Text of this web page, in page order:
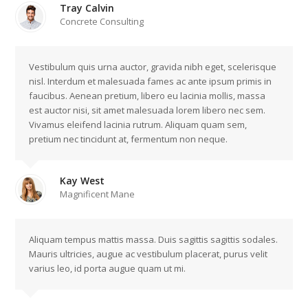
Tray Calvin
Concrete Consulting
Vestibulum quis urna auctor, gravida nibh eget, scelerisque
nisl. Interdum et malesuada fames ac ante ipsum primis in
faucibus. Aenean pretium, libero eu lacinia mollis, massa
est auctor nisi, sit amet malesuada lorem libero nec sem.
Vivamus eleifend lacinia rutrum. Aliquam quam sem,
pretium nec tincidunt at, fermentum non neque.
Kay West
Magnificent Mane
Aliquam tempus mattis massa. Duis sagittis sagittis sodales.
Mauris ultricies, augue ac vestibulum placerat, purus velit
varius leo, id porta augue quam ut mi.